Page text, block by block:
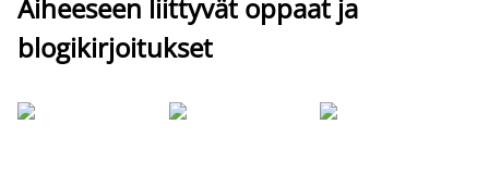
Aiheeseen liittyvät oppaat ja
blogikirjoitukset